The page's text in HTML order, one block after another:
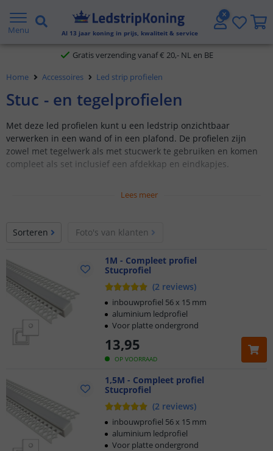
Menu Al 13 jaar koning in prijs, kwaliteit & service
5 jaar garantie
Gratis verzending vanaf € 20,- NL en BE
Voor 23:45 uur besteld,morgen in huis
Home Accessoires Led strip profielen
Stuc - en tegelprofielen
Met deze led profielen kunt u een ledstrip onzichtbaar
verwerken in een wand of in een plafond. De profielen zijn
zowel met tegelwerk als met stucwerk te gebruiken en komen
compleet als set inclusief een afdekkap en eindkapjes.
Set met afdekkap en eindkapjes
Lees meer
Sorteren Foto's van klanten
1M - Compleet profiel
Stucprofiel
(2 reviews)
OP VOORRAAD
13,95
inbouwprofiel 56 x 15 mm
aluminium ledprofiel
Voor platte ondergrond
1,5M - Compleet profiel
Stucprofiel
(2 reviews)
inbouwprofiel 56 x 15 mm
aluminium ledprofiel
Voor platte ondergrond